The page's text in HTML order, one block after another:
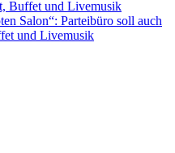
Salon“: Parteibüro soll auch
und Livemusik